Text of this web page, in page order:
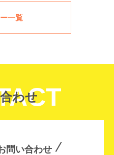
一覧
わせ
問い合わせ